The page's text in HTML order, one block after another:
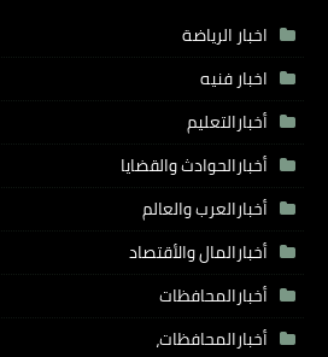
اخبار الرياضة
اخبار فنيه
أخبارالتعليم
أخبارالحوادث والقضايا
أخبارالعرب والعالم
أخبارالمال والأقتصاد
أخبارالمحافظات
أخبارالمحافظات،